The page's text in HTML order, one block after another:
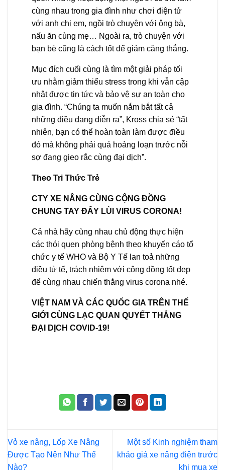
cùng nhau trong gia đình như chơi điện tử
với anh chị em, ngồi trò chuyện với ông bà,
nấu ăn cùng mẹ… Ngoài ra, trò chuyện với
bạn bè cũng là cách tốt để giảm căng thẳng.
Mục đích cuối cùng là tìm một giải pháp tối
ưu nhằm giảm thiểu stress trong khi vẫn cập
nhật được tin tức và bảo vệ sự an toàn cho
gia đình. “Chúng ta muốn nắm bắt tất cả
những điều đang diễn ra”, Kross chia sẻ “tất
nhiên, bạn có thể hoàn toàn làm được điều
đó mà không phải quá hoảng loạn trước nỗi
sợ đang gieo rắc cùng đại dịch”.
Theo Tri Thức Trẻ
CTY XE NÂNG CÙNG CỘNG ĐỒNG
CHUNG TAY ĐẨY LÙI VIRUS CORONA!
Cả nhà hãy cùng nhau chủ động thực hiện
các thói quen phòng bệnh theo khuyến cáo tổ
chức y tế WHO và Bộ Y Tế lan toả những
điều tử tế, trách nhiêm với cộng đồng tốt đẹp
để cùng nhau chiến thắng virus corona nhé.
VIỆT NAM VÀ CÁC QUỐC GIA TRÊN THẾ
GIỚI CÙNG LẠC QUAN QUYẾT THẮNG
ĐẠI DỊCH COVID-19!
Vỏ xe nâng, Lốp Xe Nâng
Được Tạo Nên Như Thế
Nào?
Một số Kinh nghiệm tham
khảo giá xe nâng điện trước
khi mua xe